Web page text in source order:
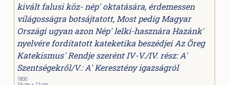
kivált falusi köz- nép' oktatására, érdemessen
világosságra botsájtatott, Most pedig Magyar
Országi ugyan azon Nép' lelki-hasznára Hazánk'
nyelvére fordítatott kateketika beszédjei Az Öreg
Katekismus' Rendje szerént IV-V./IV. rész: A'
Szentségekről/V.: A' Keresztény igazságról
1800